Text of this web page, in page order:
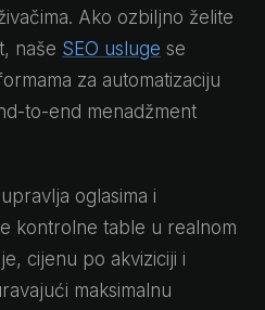
Ako ozbiljno želite
naše SEO usluge se
za automatizaciju
to-end menadžment
oglasima i
kontrolne table u realnom
cijenu po akviziciji i
maksimalnu